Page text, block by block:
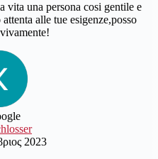
vita una persona cosi gentile e
alle tue esigenze,posso
2023